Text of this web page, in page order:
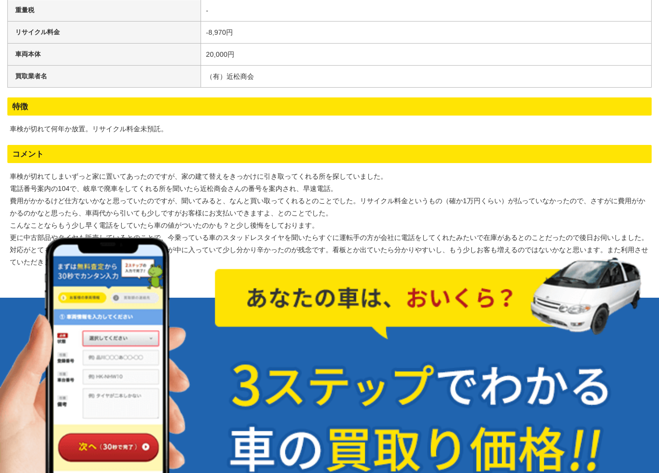
重量税 -
リサイクル料金 -8,970円
車両本体 20,000円
買取業者名 （有）近松商会
特徴
車検が切れて何年か放置。リサイクル料金未預託。
コメント
車検が切れてしまいずっと家に置いてあったのですが、家の建て替えをきっかけに引き取ってくれる所を探していました。
電話番号案内の104で、岐阜で廃車をしてくれる所を聞いたら近松商会さんの番号を案内され、早速電話。
費用がかかるけど仕方ないかなと思っていたのですが、聞いてみると、なんと買い取ってくれるとのことでした。リサイクル料金というもの（確か1万円くらい）が払っていなかったので、さすがに費用がか
かるのかなと思ったら、車両代から引いても少しですがお客様にお支払いできますよ、とのことでした。
こんなことならもう少し早く電話をしていたら車の値がついたのかも？と少し後悔をしております。
更に中古部品やタイヤも販売しているとのことで、今乗っている車のスタッドレスタイヤを聞いたらすぐに運転手の方が会社に電話をしてくれたみたいで在庫があるとのことだったので後日お伺いしました。
対応がとても早く丁寧だったのですが、会社の場所が中に入っていて少し分かり辛かったのが残念です。看板とか出ていたら分かりやすいし、もう少しお客も増えるのではないかなと思います。また利用させ
ていただきます。